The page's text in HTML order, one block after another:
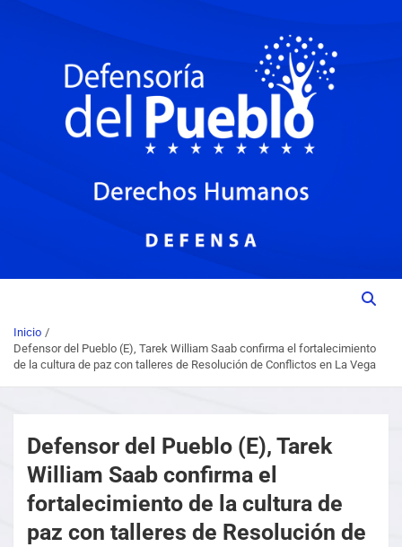
DEFENSORIA DEL PUEBLO
Institución del Poder Ciudadano para la Promoción, Defensa y
Inicio
Defensor del Pueblo (E), Tarek William Saab confirma el fortalecimiento
de la cultura de paz con talleres de Resolución de Conflictos en La Vega
Defensor del Pueblo (E), Tarek
William Saab confirma el
fortalecimiento de la cultura de
paz con talleres de Resolución de